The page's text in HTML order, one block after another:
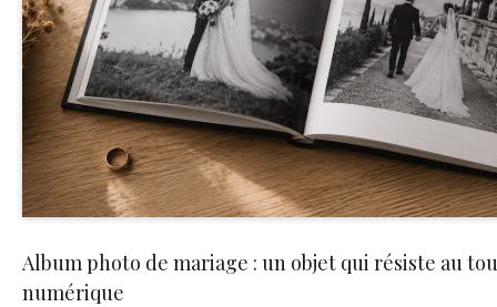
Album photo de mariage : un objet qui résiste au
numérique